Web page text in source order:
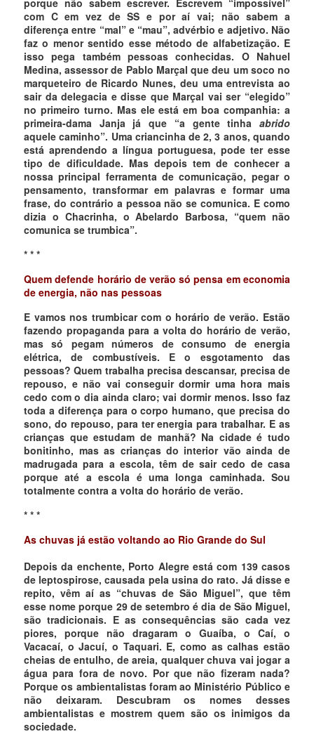
com C em vez de SS e por aí vai; não sabem a
diferença entre “mal” e “mau”, advérbio e adjetivo. Não
faz o menor sentido esse método de alfabetização. E
isso pega também pessoas conhecidas. O Nahuel
Medina, assessor de Pablo Marçal que deu um soco no
marqueteiro de Ricardo Nunes, deu uma entrevista ao
sair da delegacia e disse que Marçal vai ser “elegido”
no primeiro turno. Mas ele está em boa companhia: a
primeira-dama Janja já que “a gente tinha abrido
aquele caminho”. Uma criancinha de 2, 3 anos, quando
está aprendendo a língua portuguesa, pode ter esse
tipo de dificuldade. Mas depois tem de conhecer a
nossa principal ferramenta de comunicação, pegar o
pensamento, transformar em palavras e formar uma
frase, do contrário a pessoa não se comunica. E como
dizia o Chacrinha, o Abelardo Barbosa, “quem não
comunica se trumbica”.
* * *
Quem defende horário de verão só pensa em economia
de energia, não nas pessoas
E vamos nos trumbicar com o horário de verão. Estão
fazendo propaganda para a volta do horário de verão,
mas só pegam números de consumo de energia
elétrica, de combustíveis. E o esgotamento das
pessoas? Quem trabalha precisa descansar, precisa de
repouso, e não vai conseguir dormir uma hora mais
cedo com o dia ainda claro; vai dormir menos. Isso faz
toda a diferença para o corpo humano, que precisa do
sono, do repouso, para ter energia para trabalhar. E as
crianças que estudam de manhã? Na cidade é tudo
bonitinho, mas as crianças do interior vão ainda de
madrugada para a escola, têm de sair cedo de casa
porque até a escola é uma longa caminhada. Sou
totalmente contra a volta do horário de verão.
* * *
As chuvas já estão voltando ao Rio Grande do Sul
Depois da enchente, Porto Alegre está com 139 casos
de leptospirose, causada pela usina do rato. Já disse e
repito, vêm aí as “chuvas de São Miguel”, que têm
esse nome porque 29 de setembro é dia de São Miguel,
são tradicionais. E as consequências são cada vez
piores, porque não dragaram o Guaíba, o Caí, o
Vacacaí, o Jacuí, o Taquari. E, como as calhas estão
cheias de entulho, de areia, qualquer chuva vai jogar a
água para fora de novo. Por que não fizeram nada?
Porque os ambientalistas foram ao Ministério Público e
não deixaram. Descubram os nomes desses
ambientalistas e mostrem quem são os inimigos da
sociedade.